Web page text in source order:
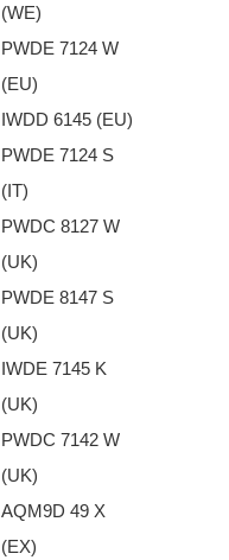
(WE)
PWDE 7124 W
(EU)
IWDD 6145 (EU)
PWDE 7124 S
(IT)
PWDC 8127 W
(UK)
PWDE 8147 S
(UK)
IWDE 7145 K
(UK)
PWDC 7142 W
(UK)
AQM9D 49 X
(EX)